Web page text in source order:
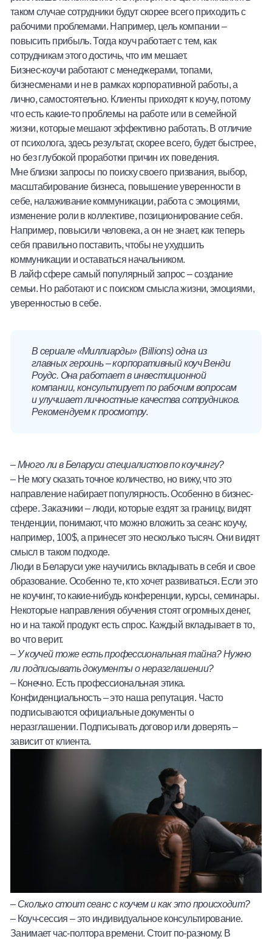
таком случае сотрудники будут скорее всего приходить с
рабочими проблемами. Например, цель компании –
повысить прибыль. Тогда коуч работает с тем, как
сотрудникам этого достичь, что им мешает.
Бизнес-коучи работают с менеджерами, топами,
бизнесменами и не в рамках корпоративной работы, а
лично, самостоятельно. Клиенты приходят к коучу, потому
что есть какие-то проблемы на работе или в семейной
жизни, которые мешают эффективно работать. В отличие
от психолога, здесь результат, скорее всего, будет быстрее,
но без глубокой проработки причин их поведения.
Мне близки запросы по поиску своего призвания, выбор,
масштабирование бизнеса, повышение уверенности в
себе, налаживание коммуникации, работа с эмоциями,
изменение роли в коллективе, позиционирование себя.
Например, повысили человека, а он не знает, как теперь
себя правильно поставить, чтобы не ухудшить
коммуникации и оставаться начальником.
В лайф сфере самый популярный запрос – создание
семьи. Но работают и с поиском смысла жизни, эмоциями,
уверенностью в себе.
В сериале «Миллиарды» (Billions) одна из
главных героинь – корпоративный коуч Венди
Роудс. Она работает в инвестиционной
компании, консультирует по рабочим вопросам
и улучшает личностные качества сотрудников.
Рекомендуем к просмотру.
–Много ли в Беларуси специалистов по коучингу?
– Не могу сказать точное количество, но вижу, что это
направление набирает популярность. Особенно в бизнес-
сфере. Заказчики – люди, которые ездят за границу, видят
тенденции, понимают, что можно вложить за сеанс коучу,
например, 100$, а принесет это несколько тысяч. Они видят
смысл в таком подходе.
Люди в Беларуси уже научились вкладывать в себя и свое
образование. Особенно те, кто хочет развиваться. Если это
не коучинг, то какие-нибудь конференции, курсы, семинары.
Некоторые направления обучения стоят огромных денег,
но и на такой продукт есть спрос. Каждый вкладывает в то,
во что верит.
–У коучей тоже есть профессиональная тайна? Нужно
ли подписывать документы о неразглашении?
– Конечно. Есть профессиональная этика.
Конфиденциальность – это наша репутация. Часто
подписываются официальные документы о
неразглашении. Подписывать договор или доверять –
зависит от клиента.
–Сколько стоит сеанс с коучем и как это происходит?
– Коуч-сессия – это индивидуальное консультирование.
Занимает час-полтора времени. Стоит по-разному. В